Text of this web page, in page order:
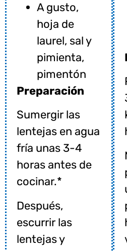
A gusto,
hoja de
laurel, sal y
pimienta,
pimentón
Preparación
Sumergir las
lentejas en agua
fría unas 3-4
horas antes de
cocinar.*
Después,
escurrir las
lentejas y